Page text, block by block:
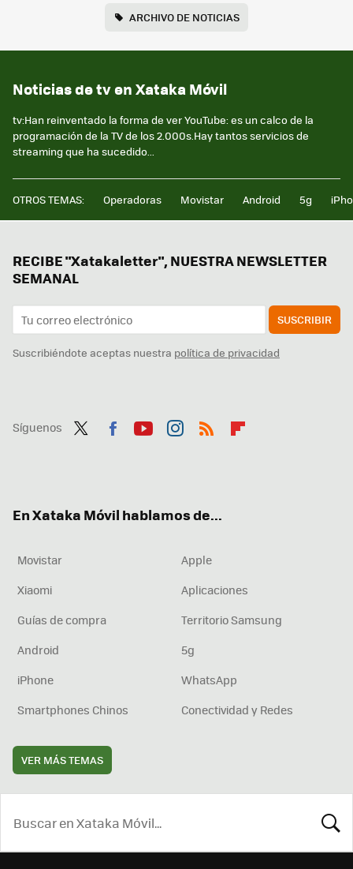
ARCHIVO DE NOTICIAS
Noticias de tv en Xataka Móvil
tv:Han reinventado la forma de ver YouTube: es un calco de la
programación de la TV de los 2.000s.Hay tantos servicios de
streaming que ha sucedido...
OTROS TEMAS: Operadoras Movistar Android 5g
RECIBE "Xatakaletter", NUESTRA NEWSLETTER
SEMANAL
SUSCRIBIR
Suscribiéndote aceptas nuestra política de privacidad
Síguenos
En Xataka Móvil hablamos de...
Movistar
Apple
Xiaomi
Aplicaciones
Guías de compra
Territorio Samsung
Android
5g
iPhone
WhatsApp
Smartphones Chinos
Conectividad y Redes
VER MÁS TEMAS